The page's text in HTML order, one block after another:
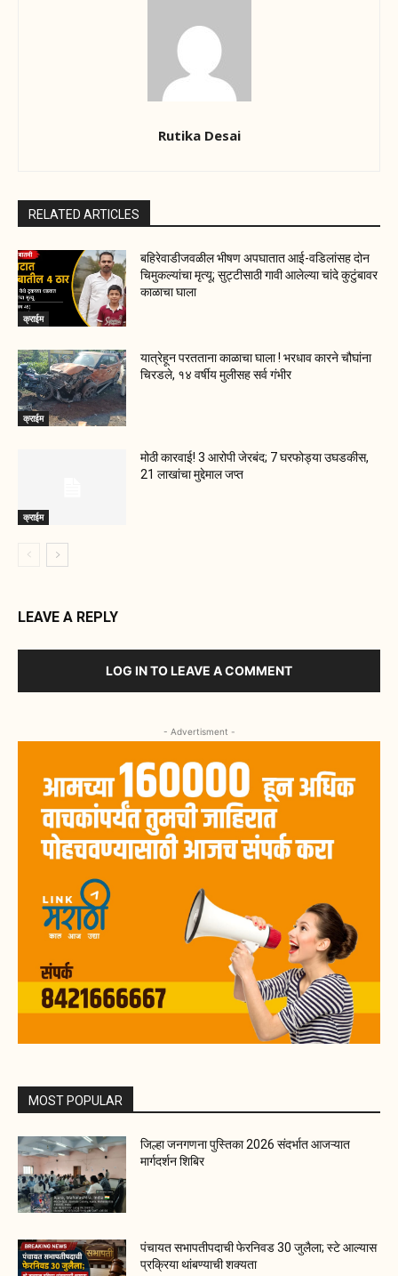
Rutika Desai
RELATED ARTICLES
क्राईम
बहिरेवाडीजवळील भीषण अपघातात आई-वडिलांसह दोन
चिमुकल्यांचा मृत्यू; सुट्टीसाठी गावी आलेल्या चांदे कुटुंबावर
काळाचा घाला
क्राईम
यात्रेहून परतताना काळाचा घाला ! भरधाव कारने चौघांना
चिरडले, १४ वर्षीय मुलीसह सर्व गंभीर
क्राईम
मोठी कारवाई! 3 आरोपी जेरबंद; 7 घरफोड्या उघडकीस,
21 लाखांचा मुद्देमाल जप्त
LEAVE A REPLY
LOG IN TO LEAVE A COMMENT
- Advertisment -
MOST POPULAR
जिल्हा जनगणना पुस्तिका 2026 संदर्भात आजऱ्यात
मार्गदर्शन शिबिर
पंचायत सभापतीपदाची फेरनिवड 30 जुलैला; स्टे आल्यास
प्रक्रिया थांबण्याची शक्यता